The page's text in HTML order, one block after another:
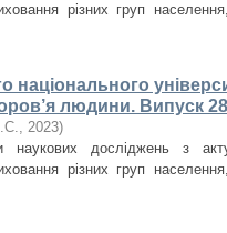
різних груп населення,
національного
людини. Випуск
, 2023)
наукових досліджень з
різних груп населення,